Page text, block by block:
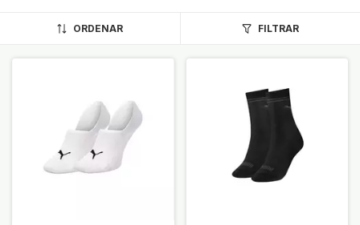
ORDENAR FILTRAR